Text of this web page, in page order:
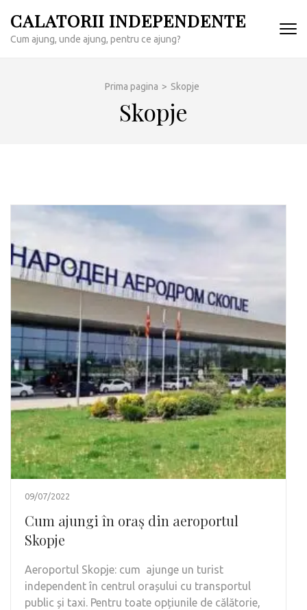
conținut
CALATORII INDEPENDENTE
Cum ajung, unde ajung, pentru ce ajung?
Prima pagina > Skopje
Skopje
09/07/2022
Cum ajungi în oraș din aeroportul
Skopje
Aeroportul Skopje: cum ajunge un turist
independent în centrul orașului cu transportul
public și taxi. Pentru toate opțiunile de călătorie,